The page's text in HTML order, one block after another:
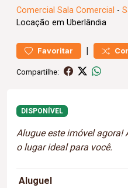
Comercial Sala Comercial -
Locação em Uberlândia
Favoritar |
Compartilhe:
DISPONÍVEL
Alugue este imóvel agora!
o lugar ideal para você.
Aluguel